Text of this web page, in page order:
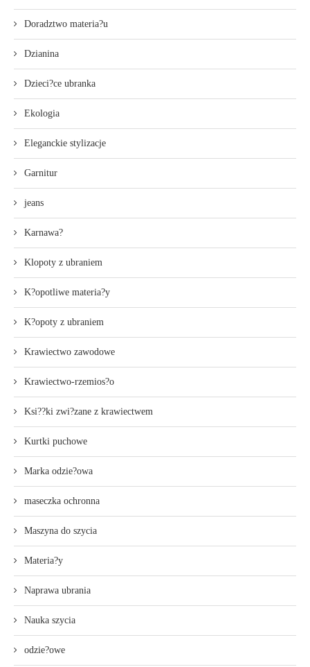
Doradztwo materia?u
Dzianina
Dzieci?ce ubranka
Ekologia
Eleganckie stylizacje
Garnitur
jeans
Karnawa?
Klopoty z ubraniem
K?opotliwe materia?y
K?opoty z ubraniem
Krawiectwo zawodowe
Krawiectwo-rzemios?o
Ksi??ki zwi?zane z krawiectwem
Kurtki puchowe
Marka odzie?owa
maseczka ochronna
Maszyna do szycia
Materia?y
Naprawa ubrania
Nauka szycia
odzie?owe